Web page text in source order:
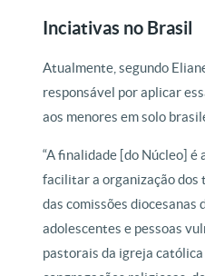
Inciativas no Brasil
Atualmente, segundo
responsável por aplicar
aos menores em solo
“A finalidade [do Núcleo] é
facilitar a organização dos
das comissões diocesanas
adolescentes e pessoas
pastorais da igreja